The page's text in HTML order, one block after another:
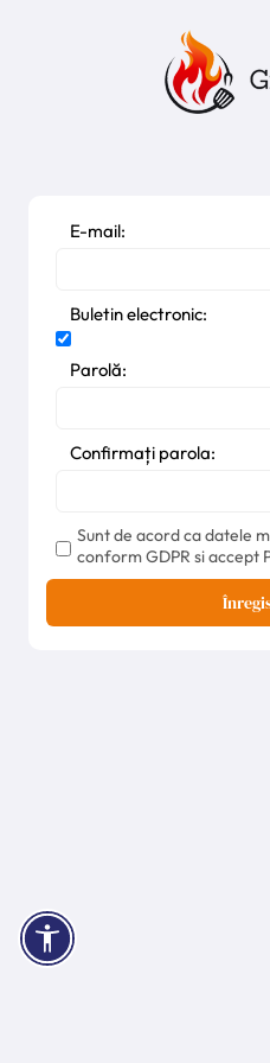
E-mail:
Buletin electronic:
Parolă:
Confirmați parola:
Sunt de acord ca datele
conform GDPR si accept